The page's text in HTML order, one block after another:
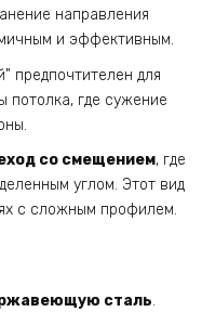
направления
и эффективным.
предпочтителен для
потолка, где сужение
со смещением, где
углом. Этот вид
с сложным профилем.
сталь.